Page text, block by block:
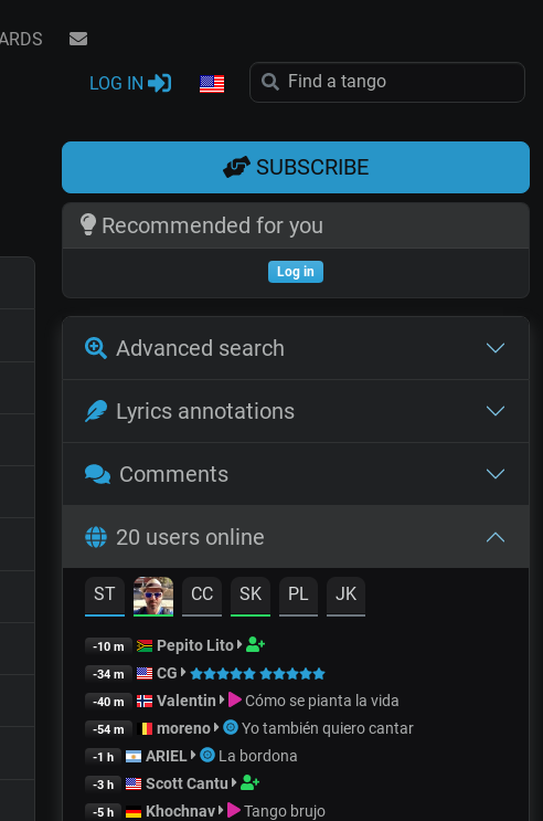
LOG IN
SUBSCRIBE
Recommended for you
Log in
Advanced search
Lyrics annotations
Comments
20 users online
ST CC SK PL JK
-10 m Pepito Lito
-34 m CG
-40 m Valentin Cómo se pianta la vida
-54 m moreno Yo también quiero cantar
-1 h ARIEL La bordona
-3 h Scott Cantu
-5 h Khochnav Tango brujo